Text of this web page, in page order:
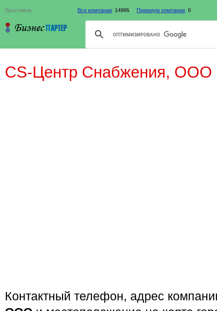
Ярославль Все компании: 14995 Премиум компании: 0
CS-Центр Снабжения, ООО
Контактный телефон, адрес